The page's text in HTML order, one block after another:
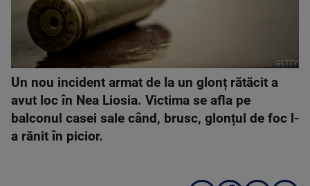
GETTY
Un nou incident armat de la un glonț rătăcit a
avut loc în Nea Liosia. Victima se afla pe
balconul casei sale când, brusc, glonțul de foc l-
a rănit în picior.